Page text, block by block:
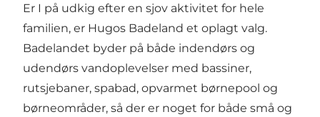
Er I på udkig efter en sjov aktivitet for hele
familien, er Hugos Badeland et oplagt valg.
Badelandet byder på både indendørs og
udendørs vandoplevelser med bassiner,
rutsjebaner, spabad, opvarmet børnepool og
børneområder, så der er noget for både små og